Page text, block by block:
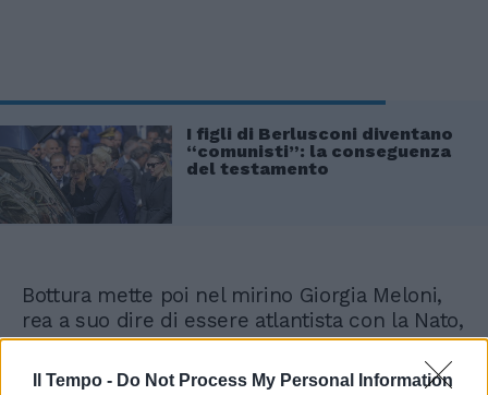
Il Tempo - Do Not Process My Personal Information
I figli di Berlusconi diventano
“comunisti”: la conseguenza
del testamento
Bottura mette poi nel mirino Giorgia Meloni,
rea a suo dire di essere atlantista con la Nato,
filo-Visegrad quando parla con quei Paesi e
via dicendo. La premier inoltre "in Italia